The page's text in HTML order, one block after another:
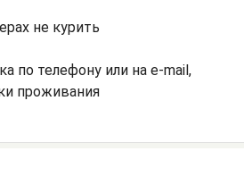
не курить
по телефону или на e-mail,
проживания